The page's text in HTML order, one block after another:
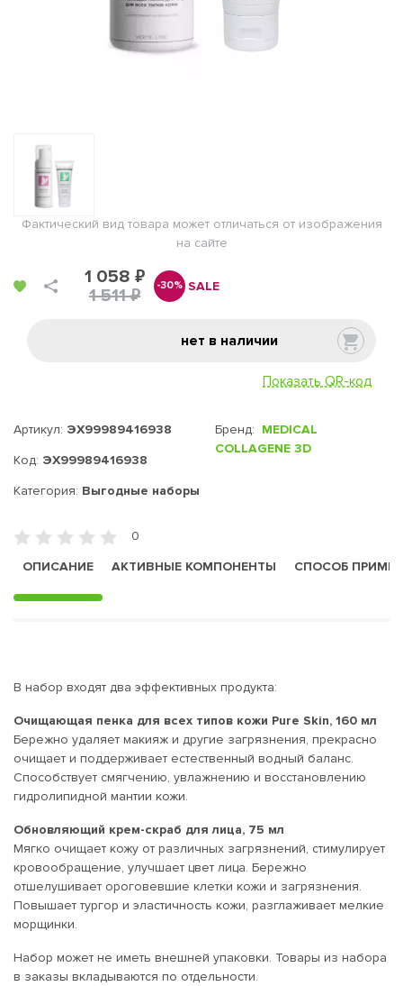
Фактический вид товара может отличаться от изображения
на сайте
1 058 ₽
1 511 ₽
-30% SALE
нет в наличии
Показать QR-код
Артикул: ЭХ99989416938
Код: ЭХ99989416938
Бренд: MEDICAL
COLLAGENE 3D
Категория: Выгодные наборы
0
ОПИСАНИЕ
АКТИВНЫЕ КОМПОНЕНТЫ СПОСОБ
В набор входят два эффективных продукта:
Очищающая пенка для всех типов кожи Pure Skin, 160 мл
Бережно удаляет макияж и другие загрязнения, прекрасно
очищает и поддерживает естественный водный баланс.
Способствует смягчению, увлажнению и восстановлению
гидролипидной мантии кожи.
Обновляющий крем-скраб для лица, 75 мл
Мягко очищает кожу от различных загрязнений, стимулирует
кровообращение, улучшает цвет лица. Бережно
отшелушивает ороговевшие клетки кожи и загрязнения.
Повышает тургор и эластичность кожи, разглаживает мелкие
морщинки.
Набор может не иметь внешней упаковки. Товары из набора
в заказы вкладываются по отдельности.